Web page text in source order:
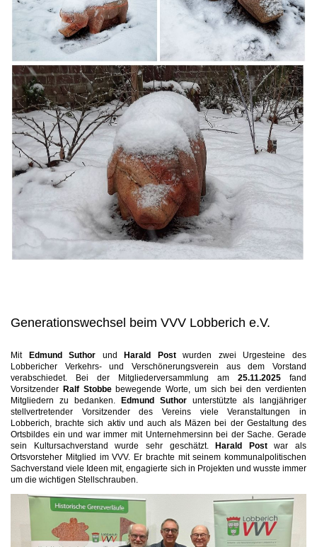
Generationswechsel beim VVV Lobberich e.V.
Mit Edmund Suthor undHarald Postwurden zwei Urgesteine des
Lobbericher Verkehrs- und Verschönerungsverein aus dem Vorstand
verabschiedet. Bei der Mitgliederversammlung am 25.11.2025 fand
Vorsitzender Ralf Stobbebewegende Worte, um sich bei den verdienten
Mitgliedern zu bedanken. Edmund Suthor unterstützte als langjähriger
stellvertretender Vorsitzender des Vereins viele Veranstaltungen in
Lobberich, brachte sich aktiv und auch als Mäzen bei der Gestaltung des
Ortsbildes ein und war immer mit Unternehmersinn bei der Sache. Gerade
sein Kultursachverstand wurde sehr geschätzt.Harald Postwar als
Ortsvorsteher Mitglied im VVV. Er brachte mit seinem kommunalpolitischen
Sachverstand viele Ideen mit, engagierte sich in Projekten und wusste immer
um die wichtigen Stellschrauben.